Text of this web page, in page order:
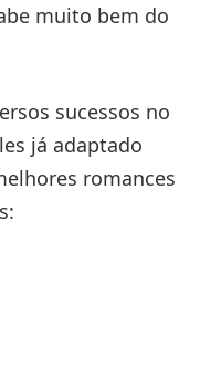
muito bem do
sucessos no
já adaptado
romances